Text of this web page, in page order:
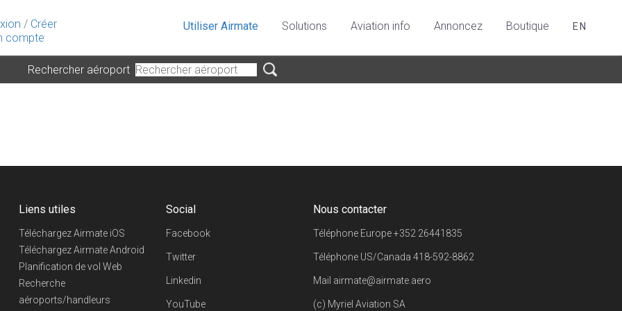
/ Créer
compte
Utiliser Airmate Solutions Aviation info Annoncez Boutique EN
Rechercher aéroport
Liens utiles
Téléchargez Airmate iOS
Téléchargez Airmate Android
Planification de vol Web
Recherche
aéroports/handleurs
Social
Facebook
Twitter
Linkedin
YouTube
Nous contacter
Téléphone Europe+352 26441835
Téléphone US/Canada418-592-8862
Mail airmate@airmate.aero
(c) Myriel Aviation SA